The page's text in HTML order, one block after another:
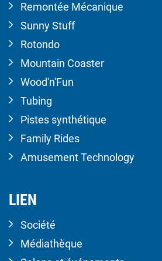
Remontée Mécanique
Sunny Stuff
Rotondo
Mountain Coaster
Wood'n'Fun
Tubing
Pistes synthétique
Family Rides
Amusement Technology
LIEN
Société
Médiathèque